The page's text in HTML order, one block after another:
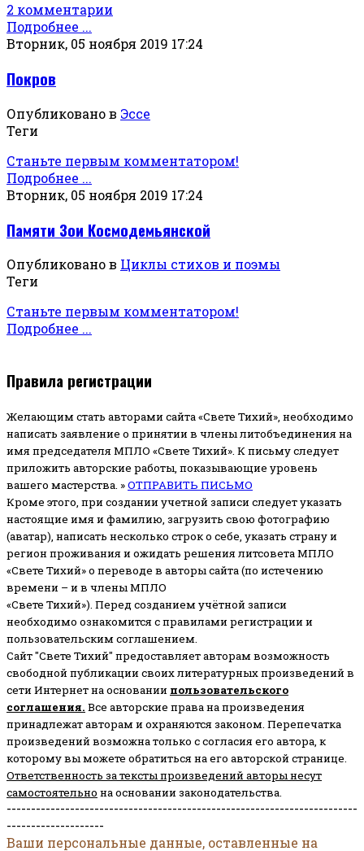
2 комментарии
Подробнее ...
Вторник, 05 ноября 2019 17:24
Покров
Опубликовано в Эссе
Теги
Станьте первым комментатором!
Подробнее ...
Вторник, 05 ноября 2019 17:24
Памяти Зои Космодемьянской
Опубликовано в Циклы стихов и поэмы
Теги
Станьте первым комментатором!
Подробнее ...
Правила регистрации
Желающим стать авторами сайта «Свете Тихий», необходимо
написать заявление о принятии в члены литобъединения на
имя председателя МПЛО «Свете Тихий». К письму следует
приложить авторские работы, показывающие уровень
вашего мастерства. »ОТПРАВИТЬ ПИСЬМО
Кроме этого, при создании учетной записи следует указать
настоящие имя и фамилию, загрузить свою фотографию
(аватар), написать несколько строк о себе, указать страну и
регион проживания и ожидать решения литсовета МПЛО
«Свете Тихий» о переводе в авторы сайта (по истечению
времени – и в члены МПЛО
«Свете Тихий»). Перед созданием учётной записи
необходимо ознакомится с правилами регистрации и
пользовательским соглашением.
Сайт "Свете Тихий" предоставляет авторам возможность
свободной публикации своих литературных произведений в
сети Интернет на основании пользовательского
соглашения. Все авторские права на произведения
принадлежат авторам и охраняются законом. Перепечатка
произведений возможна только с согласия его автора, к
которому вы можете обратиться на его авторской странице.
Ответственность за тексты произведений авторы несут
самостоятельно на основании законодательства.
------------------------------------------------------------------------
--------------------
Ваши персональные данные, оставленные на